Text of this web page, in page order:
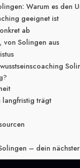
Warum es den
geeignet ist
ab
von Solingen aus
langfristig trägt
– dein